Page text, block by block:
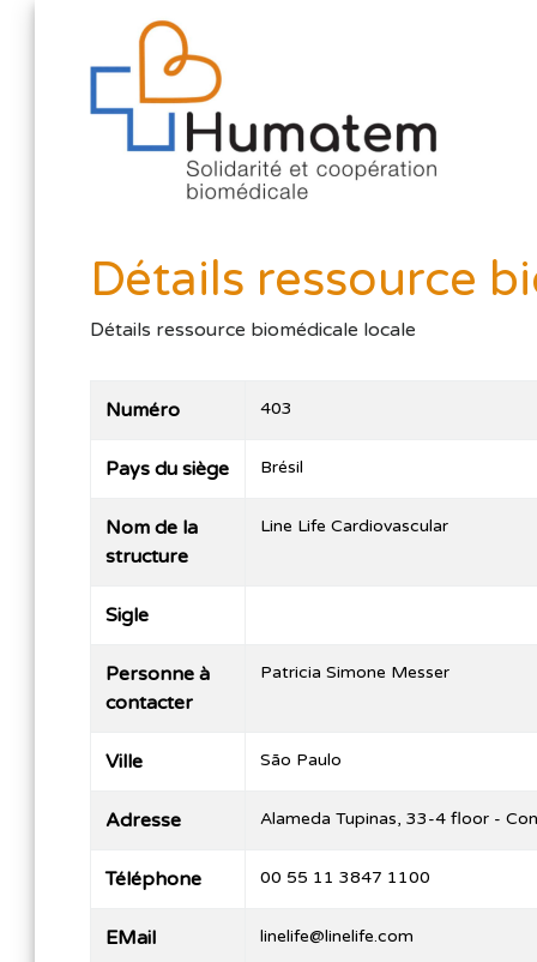
Détails ressource
Détails ressource biomédicale locale
Numéro 403
Pays du siège Brésil
Nom de la
structure
Line Life Cardiovascular
Sigle
Personne à
contacter
Patricia Simone Messer
Ville São Paulo
Adresse Alameda Tupinas, 33-4 floor -
Téléphone 00 55 11 3847 1100
EMail linelife@linelife.com